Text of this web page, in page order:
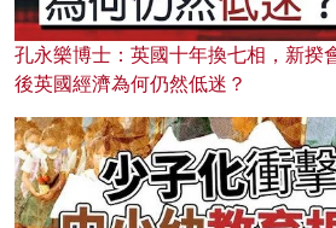
孔永樂博士：英國十年換七相，新揆
後英國經濟為何仍然低迷？